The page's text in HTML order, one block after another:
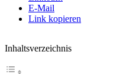
E-Mail
Link kopieren
Inhaltsverzeichnis